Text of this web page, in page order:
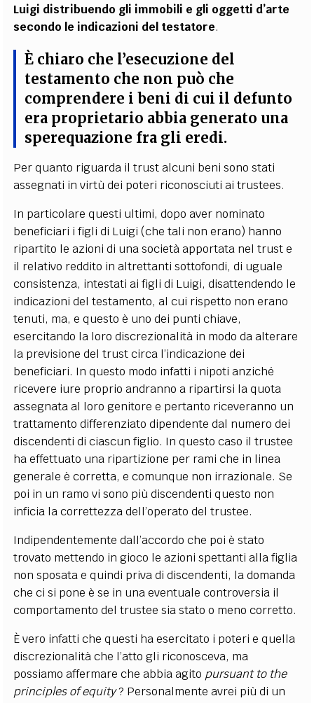
Luigi distribuendo gli immobili e gli oggetti d’arte
secondo le indicazioni del testatore.
È chiaro che l’esecuzione del
testamento che non può che
comprendere i beni di cui il defunto
era proprietario abbia generato una
sperequazione fra gli eredi.
Per quanto riguarda il trust alcuni beni sono stati
assegnati in virtù dei poteri riconosciuti ai trustees.
In particolare questi ultimi, dopo aver nominato
beneficiari i figli di Luigi (che tali non erano) hanno
ripartito le azioni di una società apportata nel trust e
il relativo reddito in altrettanti sottofondi, di uguale
consistenza, intestati ai figli di Luigi, disattendendo le
indicazioni del testamento, al cui rispetto non erano
tenuti, ma, e questo è uno dei punti chiave,
esercitando la loro discrezionalità in modo da alterare
la previsione del trust circa l’indicazione dei
beneficiari. In questo modo infatti i nipoti anziché
ricevere iure proprio andranno a ripartirsi la quota
assegnata al loro genitore e pertanto riceveranno un
trattamento differenziato dipendente dal numero dei
discendenti di ciascun figlio. In questo caso il trustee
ha effettuato una ripartizione per rami che in linea
generale è corretta, e comunque non irrazionale. Se
poi in un ramo vi sono più discendenti questo non
inficia la correttezza dell’operato del trustee.
Indipendentemente dall’accordo che poi è stato
trovato mettendo in gioco le azioni spettanti alla figlia
non sposata e quindi priva di discendenti, la domanda
che ci si pone è se in una eventuale controversia il
comportamento del trustee sia stato o meno corretto.
È vero infatti che questi ha esercitato i poteri e quella
discrezionalità che l’atto gli riconosceva, ma
possiamo affermare che abbia agito pursuant to the
principles of equity? Personalmente avrei più di un